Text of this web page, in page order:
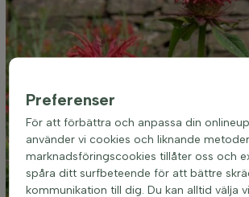
Preferenser
För att förbättra och anpassa din
använder vi cookies och liknande
marknadsföringscookies tillåter oss och
spåra ditt surfbeteende för att bättre
kommunikation till dig. Du kan alltid välja